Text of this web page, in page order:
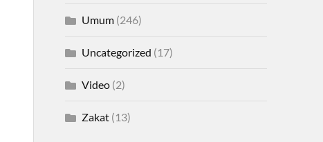
Umum(246)
Uncategorized (17)
Video(2)
Zakat(13)